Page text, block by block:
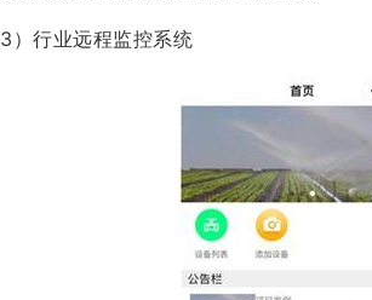
3）行业远程监控系统